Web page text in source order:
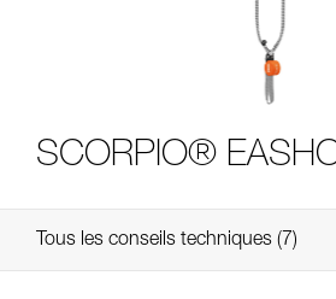
SCORPIO®
Tous les conseils techniques 7